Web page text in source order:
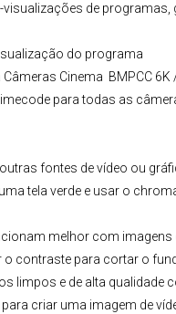
de
do programa
Câmeras Cinema BMPCC 6K
para todas as
fontes de vídeo ou
tela verde e usar o
melhor com
contraste para cortar o
limpos e de alta
criar uma imagem de